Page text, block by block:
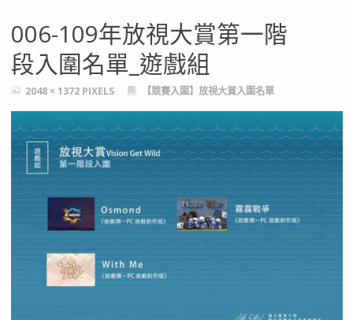
006-109年放視大賞第一階
段入圍名單_遊戲組
FULL2048 × 1372 PIXELS 【競賽入圍】放視大賞入圍名單